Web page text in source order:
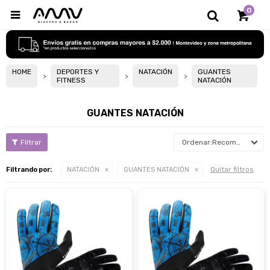
0

HOME
DEPORTES Y
FITNESS
NATACIÓN
GUANTES
NATACIÓN
GUANTES NATACIÓN
Recomendados
Filtrando por: NATACIÓN GUANTES NATACIÓN Quitar filtros